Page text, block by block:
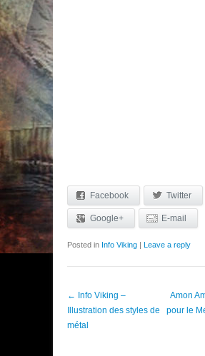
Facebook Twitter
Google+ E-mail
Posted in Info Viking | Leave a reply
Post navigation
← Info Viking –
Illustration des styles de
métal
Amon
pour le